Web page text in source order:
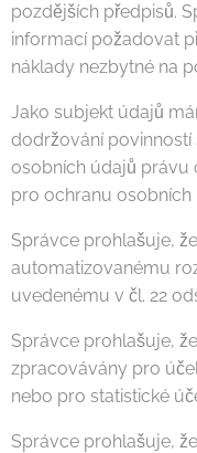
pozdějších předpisů.
informací požadovat
náklady nezbytné na
Jako subjekt údajů
dodržování
osobních údajů právu
pro ochranu osobních
Správce prohlašuje,
automatizovanému
uvedenému v čl. 22
Správce prohlašuje,
zpracovávány pro
nebo pro statistické
Správce prohlašuje,